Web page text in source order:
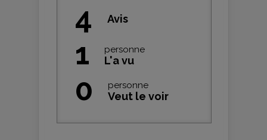
4 Avis
1 personne
L'a vu
0 personne
Veut le voir